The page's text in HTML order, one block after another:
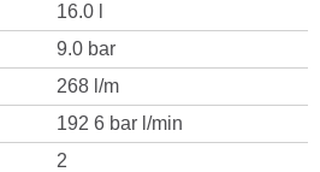
16.0 l
9.0 bar
268 l/m
192 6 bar l/min
2